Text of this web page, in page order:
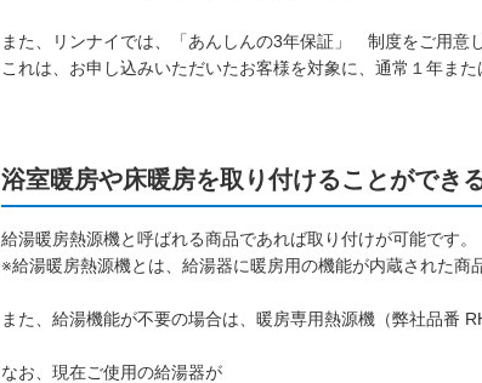
また、リンナイでは、「あんしんの3年保証」 制度をご用意
これは、お申し込みいただいたお客様を対象に、通常１年ま
浴室暖房や床暖房を取り付けることができ
給湯暖房熱源機と呼ばれる商品であれば取り付けが可能です。
※給湯暖房熱源機とは、給湯器に暖房用の機能が内蔵された
また、給湯機能が不要の場合は、暖房専用熱源機（弊社品番
なお、現在ご使用の給湯器が